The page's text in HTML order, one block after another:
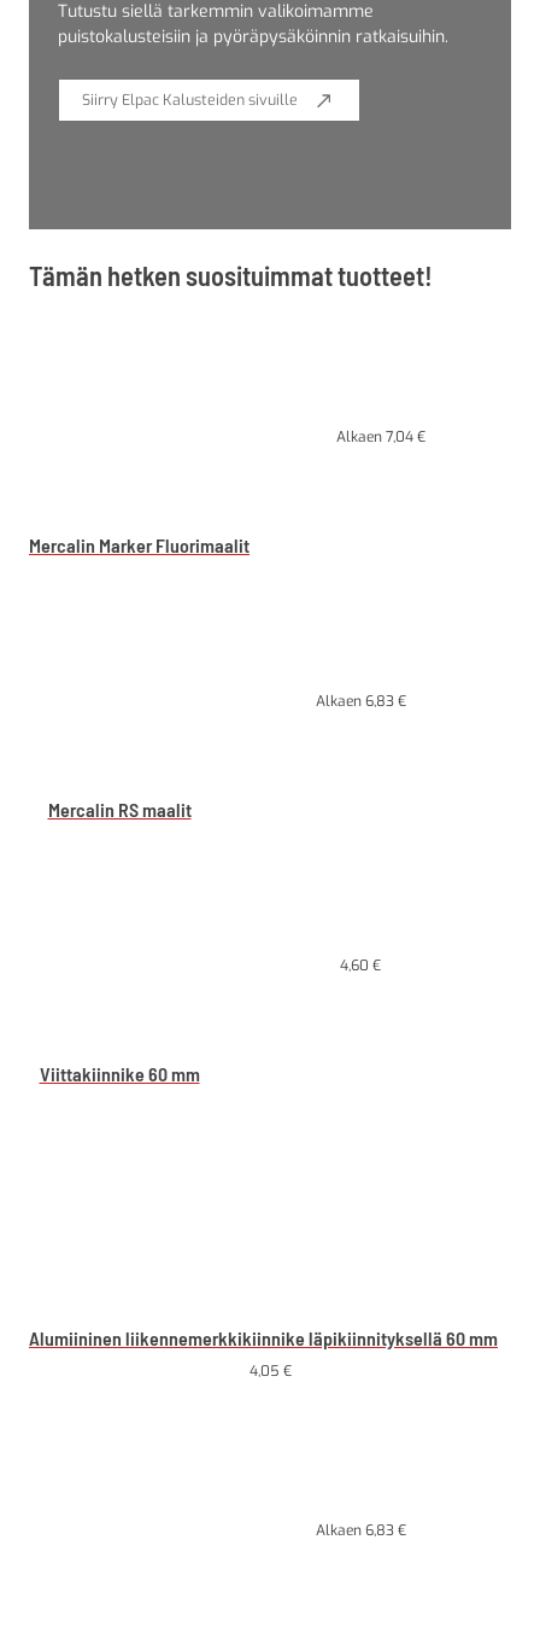
Tutustu siellä tarkemmin valikoimamme
puistokalusteisiin ja pyöräpysäköinnin ratkaisuihin.
Siirry Elpac Kalusteiden sivuille
Tämän hetken suosituimmat tuotteet!
Mercalin Marker Fluorimaalit
Alkaen7,04€
Mercalin RS maalit
Alkaen6,83€
Viittakiinnike 60 mm
4,60 €
Alumiininen liikennemerkkikiinnike läpikiinnityksellä 60 mm
4,05 €
Alkaen6,83€